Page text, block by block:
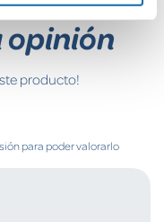
opinión
producto!
para poder valorarlo